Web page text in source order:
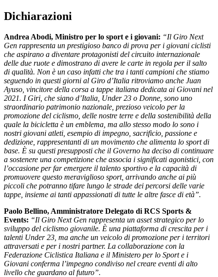
Dichiarazioni
Andrea Abodi, Ministro per lo sport e i giovani: “Il Giro Next
Gen rappresenta un prestigioso banco di prova per i giovani ciclisti
che aspirano a diventare protagonisti del circuito internazionale
delle due ruote e dimostrano di avere le carte in regola per il salto
di qualità. Non è un caso infatti che tra i tanti campioni che stiamo
seguendo in questi giorni al Giro d’Italia ritroviamo anche Juan
Ayuso, vincitore della corsa a tappe italiana dedicata ai Giovani nel
2021. I Giri, che siano d’Italia, Under 23 o Donne, sono uno
straordinario patrimonio nazionale, prezioso veicolo per la
promozione del ciclismo, delle nostre terre e della sostenibilità della
quale la bicicletta è un emblema, ma allo stesso modo lo sono i
nostri giovani atleti, esempio di impegno, sacrificio, passione e
dedizione, rappresentanti di un movimento che alimenta lo sport di
base. È su questi presupposti che il Governo ha deciso di continuare
a sostenere una competizione che associa i significati agonistici, con
l’occasione per far emergere il talento sportivo e la capacità di
promuovere questo meraviglioso sport, arrivando anche ai più
piccoli che potranno tifare lungo le strade dei percorsi delle varie
tappe, insieme ai tanti appassionati di tutte le altre fasce di età”.
Paolo Bellino, Amministratore Delegato di RCS Sports &
Events: “Il Giro Next Gen rappresenta un asset strategico per lo
sviluppo del ciclismo giovanile. È una piattaforma di crescita per i
talenti Under 23, ma anche un veicolo di promozione per i territori
attraversati e per i nostri partner. La collaborazione con la
Federazione Ciclistica Italiana e il Ministero per lo Sport e i
Giovani conferma l’impegno condiviso nel creare eventi di alto
livello che guardano al futuro”.